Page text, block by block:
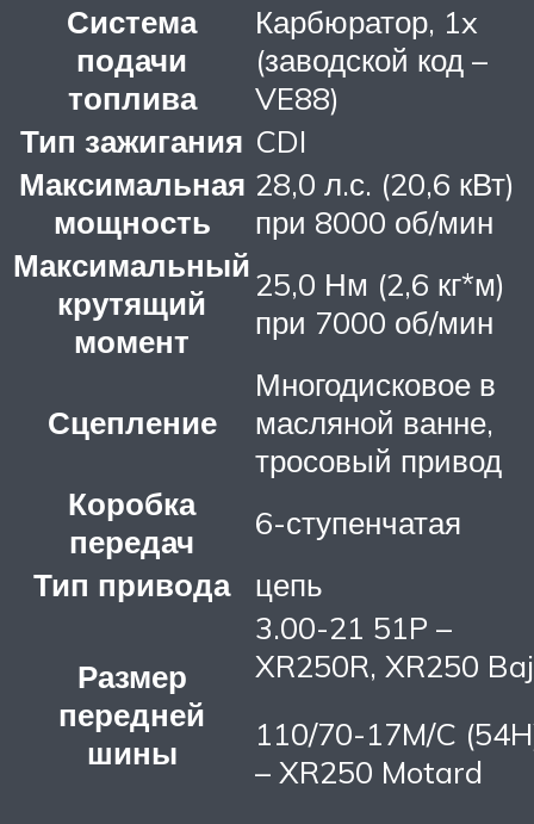
Система
подачи
топлива
Карбюратор, 1x
(заводской код –
VE88)
Тип зажигания CDI
Максимальная
мощность
28,0 л.с. (20,6 кВт)
при 8000 об/мин
Максимальный
крутящий
момент
25,0 Нм (2,6 кг*м)
при 7000 об/мин
Сцепление
Многодисковое в
масляной ванне,
тросовый привод
Коробка
передач
6-ступенчатая
Тип привода
цепь
Размер
передней
шины
3.00-21 51P –
XR250R, XR250
110/70-17M/C
– XR250 Motard